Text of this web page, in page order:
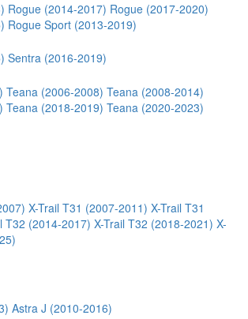
Rogue (2014-2017) Rogue (2017-2020)
Rogue Sport (2013-2019)
Sentra (2016-2019)
Teana (2006-2008) Teana (2008-2014)
Teana (2018-2019) Teana (2020-2023)
X-Trail T31 (2007-2011) X-Trail T31
T32 (2014-2017) X-Trail T32 (2018-2021) X-
Astra J (2010-2016)